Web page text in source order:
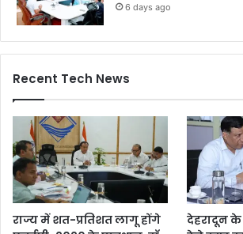
6 days ago
Recent Tech News
राज्य में शत-प्रतिशत लागू होंगे
देहरादून